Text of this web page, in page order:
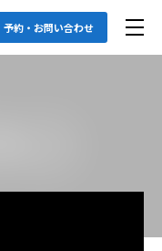
予約・お問い合わせ